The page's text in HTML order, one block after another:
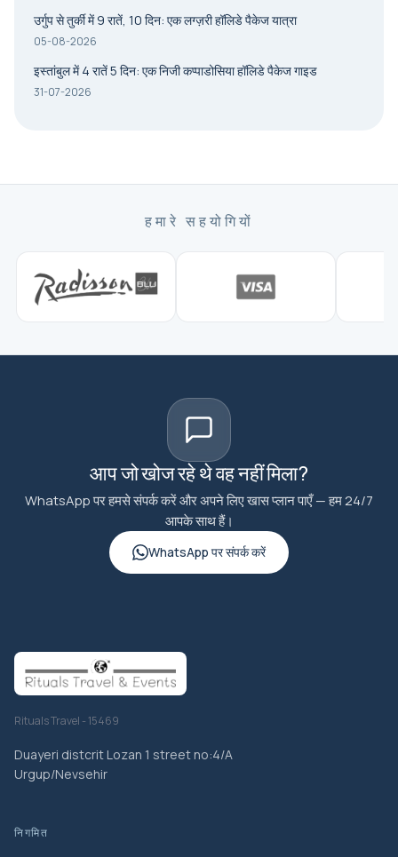
उर्गुप से तुर्की में 9 रातें, 10 दिन: एक लग्ज़री हॉलिडे पैकेज यात्रा
05-08-2026
इस्तांबुल में 4 रातें 5 दिन: एक निजी कप्पाडोसिया हॉलिडे पैकेज गाइड
31-07-2026
हमारे सहयोगियों
आप जो खोज रहे थे वह नहीं मिला?
WhatsApp पर हमसे संपर्क करें और अपने लिए खास प्लान पाएँ — हम 24/7
आपके साथ हैं।
WhatsApp पर संपर्क करें
Rituals Travel - 15469
Duayeri distcrit Lozan 1 street no:4/A
Urgup/Nevsehir
निगमित